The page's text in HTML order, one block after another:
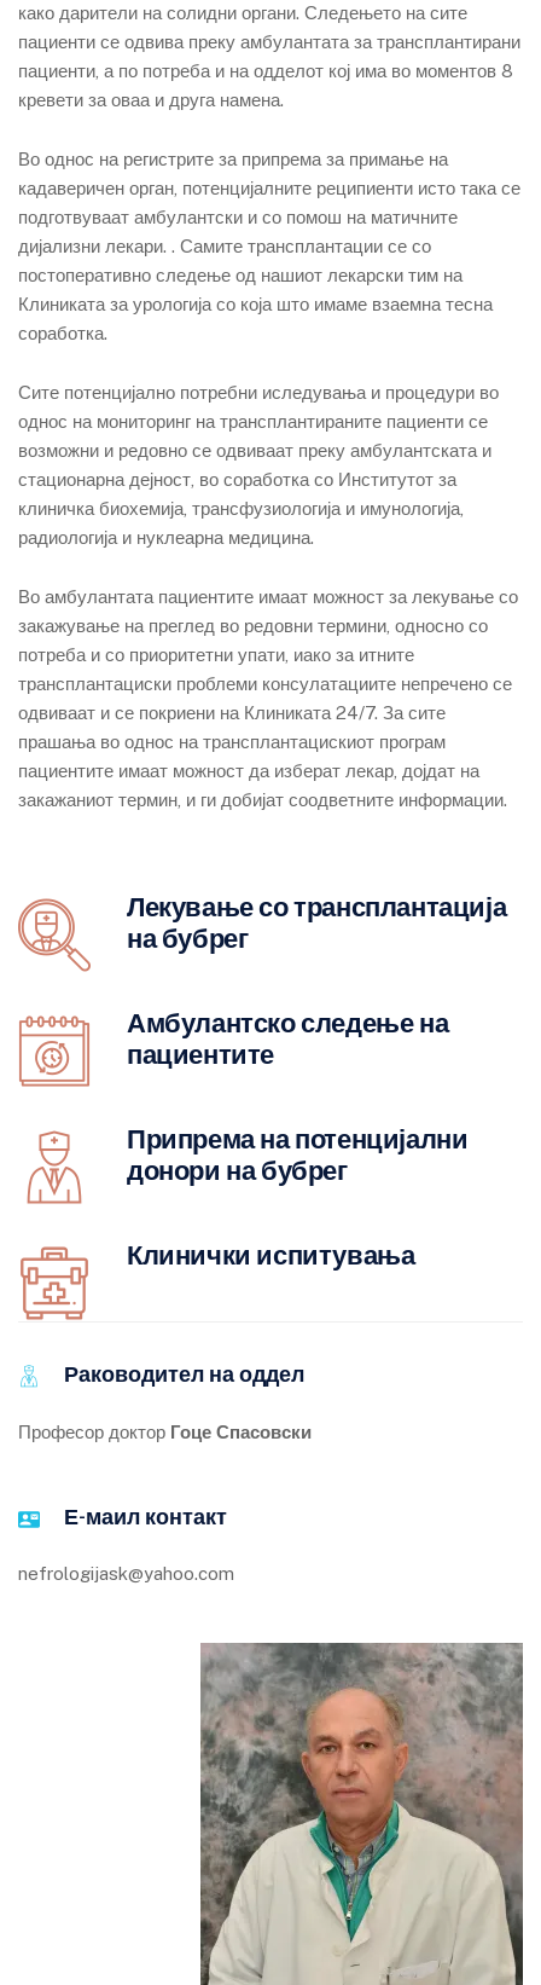
како дарители на солидни органи. Следењето на сите
пациенти се одвива преку амбулантата за трансплантирани
пациенти, а по потреба и на одделот кој има во моментов 8
кревети за оваа и друга намена.
Во однос на регистрите за припрема за примање на
кадаверичен орган, потенцијалните реципиенти исто така се
подготвуваат амбулантски и со помош на матичните
дијализни лекари. . Самите трансплантации се со
постоперативно следење од нашиот лекарски тим на
Клиниката за урологија со која што имаме взаемна тесна
соработка.
Сите потенцијално потребни иследувања и процедури во
однос на мониторинг на трансплантираните пациенти се
возможни и редовно се одвиваат преку амбулантската и
стационарна дејност, во соработка со Институтот за
клиничка биохемија, трансфузиологија и имунологија,
радиологија и нуклеарна медицина.
Во амбулантата пациентите имаат можност за лекување со
закажување на преглед во редовни термини, односно со
потреба и со приоритетни упати, иако за итните
трансплантациски проблеми консулатациите непречено се
одвиваат и се покриени на Клиниката 24/7. За сите
прашања во однос на трансплантацискиот програм
пациентите имаат можност да изберат лекар, дојдат на
закажаниот термин, и ги добијат соодветните информации.
Лекување со трансплантација
на бубрег
Амбулантско следење на
пациентите
Припрема на потенцијални
донори на бубрег
Клинички испитувања
Раководител на оддел
Професор доктор Гоце Спасовски
Е-маил контакт
nefrologijask@yahoo.com